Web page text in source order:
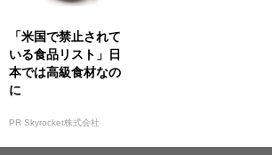
「米国で禁止されて
いる食品リスト」日
本では高級食材なの
に
PR Skyrocket株式会社